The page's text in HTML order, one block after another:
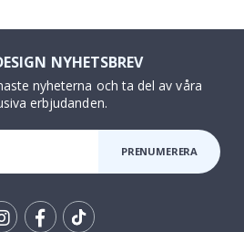
NYHETSBREV
nyheterna och ta del av våra
erbjudanden.
PRENUMERERA